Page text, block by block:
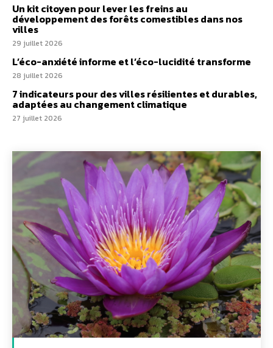
Un kit citoyen pour lever les freins au
développement des forêts comestibles dans nos
villes
29 juillet 2026
L’éco-anxiété informe et l’éco-lucidité transforme
28 juillet 2026
7 indicateurs pour des villes résilientes et durables,
adaptées au changement climatique
27 juillet 2026